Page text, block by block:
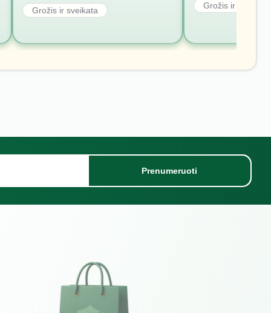
Grožis ir sveikata Grožis ir sveikata
Prenumeruoti